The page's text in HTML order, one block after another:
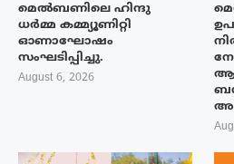
മെൽബണിലെ ഹിന്ദു
ധർമ്മ കമ്മ്യൂണിറ്റി
ഓണാഘോഷം
സംഘടിപ്പിച്ചു.
August 6, 2026